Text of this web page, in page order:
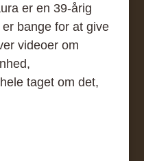
er en 39-årig
bange for at give
videoer om
taget om det,